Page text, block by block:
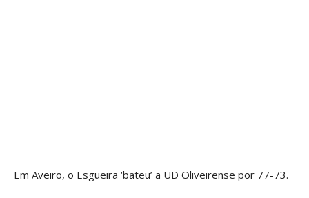
Em Aveiro, o Esgueira ‘bateu’ a UD Oliveirense por 77-73.